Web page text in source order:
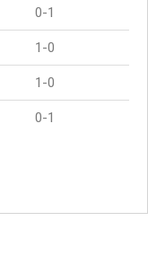
0-1
1-0
1-0
0-1